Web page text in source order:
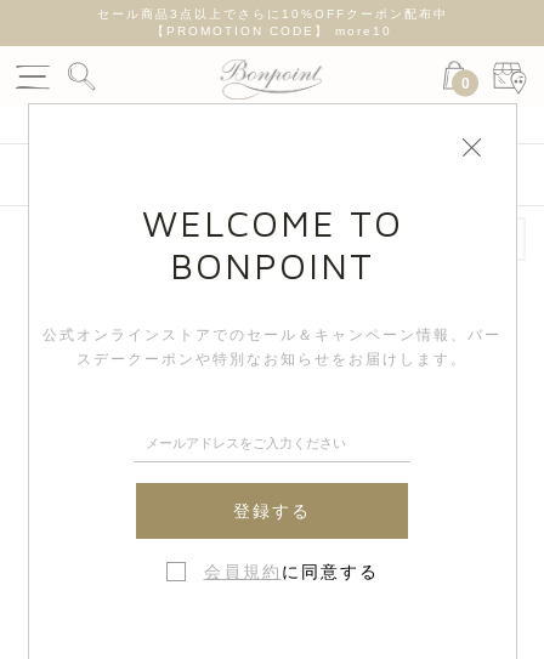
セール商品3点以上でさらに10%OFFクーポン配布中
【PROMOTION CODE】 more10
0
50%OFF
ドレス
50%OFF
WELCOME TO
BONPOINT
公式オンラインストアでのセール＆キャンペーン情報、 バー
スデークーポンや特別なお知らせをお届けします。
登録する
会員規約 に同意する